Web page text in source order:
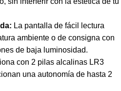
La pantalla de fácil lectura
ambiente o de consigna con
de baja luminosidad.
con 2 pilas alcalinas LR3
una autonomía de hasta 2